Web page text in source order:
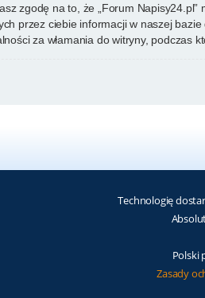
zgodę na to, że „Forum
przez ciebie informacji w naszej
za włamania do witryny, podczas
Technologię
Polski
Zasady